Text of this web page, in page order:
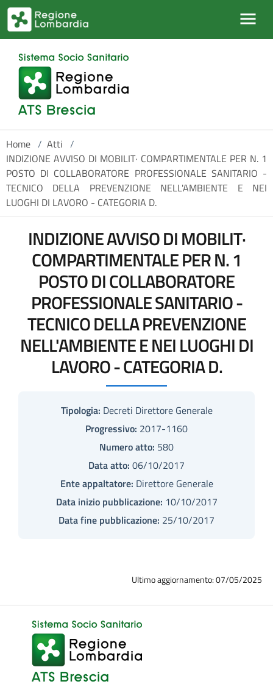
Salta al contenuto principale
Home / Atti /
INDIZIONE AVVISO DI MOBILIT· COMPARTIMENTALE PER N. 1
POSTO DI COLLABORATORE PROFESSIONALE SANITARIO -
TECNICO DELLA PREVENZIONE NELL'AMBIENTE E NEI
LUOGHI DI LAVORO - CATEGORIA D.
INDIZIONE AVVISO DI MOBILIT·
COMPARTIMENTALE PER N. 1
POSTO DI COLLABORATORE
PROFESSIONALE SANITARIO -
TECNICO DELLA PREVENZIONE
NELL'AMBIENTE E NEI LUOGHI DI
LAVORO - CATEGORIA D.
Tipologia: Decreti Direttore Generale
Progressivo: 2017-1160
Numero atto: 580
Data atto: 06/10/2017
Ente appaltatore: Direttore Generale
Data inizio pubblicazione: 10/10/2017
Data fine pubblicazione: 25/10/2017
Ultimo aggiornamento: 07/05/2025